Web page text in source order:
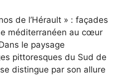
de l’Hérault » : façades
méditerranéen au cœur
le paysage
pittoresques du Sud de
distingue par son allure